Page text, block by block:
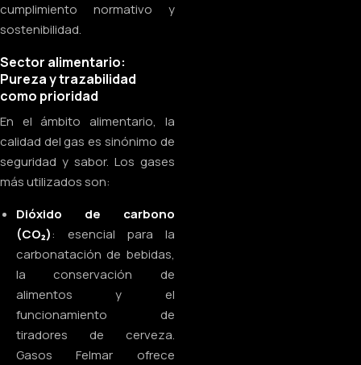
cumplimiento normativo y
sostenibilidad.
Sector alimentario:
Pureza y trazabilidad
como prioridad
En el ámbito alimentario, la
calidad del gas es sinónimo de
seguridad y sabor. Los gases
más utilizados son:
Dióxido de carbono
(CO₂): esencial para la
carbonatación de bebidas,
la conservación de
alimentos y el
funcionamiento de
tiradores de cerveza.
Gasos Felmar ofrece